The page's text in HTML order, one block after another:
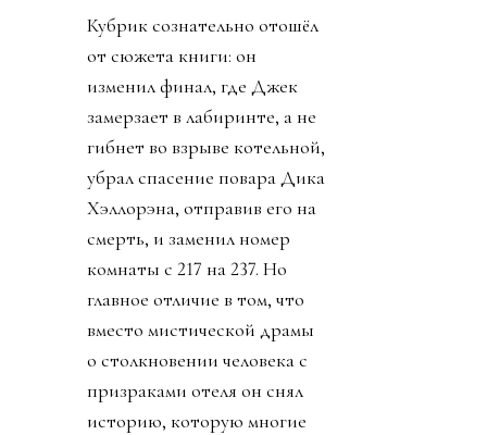
Кубрик сознательно отошёл
от сюжета книги: он
изменил финал, где Джек
замерзает в лабиринте, а не
гибнет во взрыве котельной,
убрал спасение повара Дика
Хэллорэна, отправив его на
смерть, и заменил номер
комнаты с 217 на 237. Но
главное отличие в том, что
вместо мистической драмы
о столкновении человека с
призраками отеля он снял
историю, которую многие